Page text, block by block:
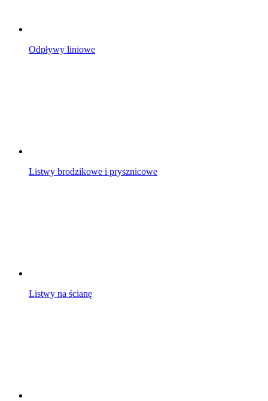
Odpływy liniowe
Listwy brodzikowe i prysznicowe
Listwy na ścianę